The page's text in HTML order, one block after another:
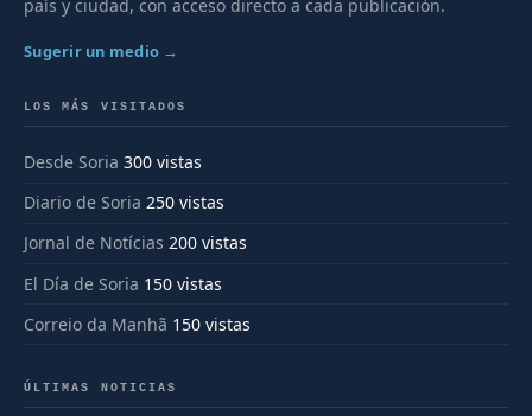
país y ciudad, con acceso directo a cada publicación.
Sugerir un medio →
LOS MÁS VISITADOS
Desde Soria 300 vistas
Diario de Soria 250 vistas
Jornal de Notícias 200 vistas
El Día de Soria 150 vistas
Correio da Manhã 150 vistas
ÚLTIMAS NOTICIAS